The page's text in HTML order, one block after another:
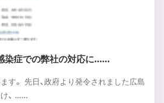
染症での弊社の対応に……
す。 先日、政府より発令されました広島
、 ……